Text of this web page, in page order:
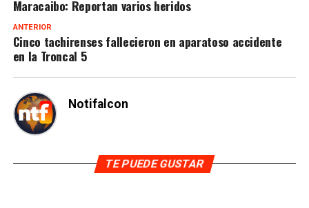
Maracaibo: Reportan varios heridos
ANTERIOR
Cinco tachirenses fallecieron en aparatoso accidente
en la Troncal 5
Notifalcon
TE PUEDE GUSTAR